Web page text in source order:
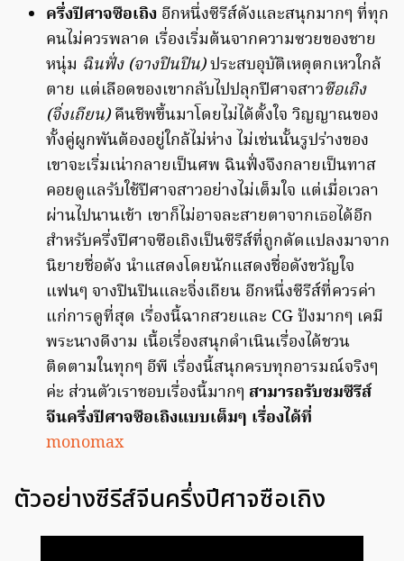
ครึ่งปีศาจซือเถิง อีกหนึ่งซีรีส์ดังและสนุกมากๆ ที่ทุก
คนไม่ควรพลาด เรื่องเริ่มต้นจากความซวยของชาย
หนุ่ม ฉินฟั่ง (จางปินปิน)ประสบอุบัติเหตุตกเหวใกล้
ตาย แต่เลือดของเขากลับไปปลุกปีศาจสาวซือเถิง
(จิ่งเถียน)คืนชีพขึ้นมาโดยไม่ได้ตั้งใจ วิญญาณของ
ทั้งคู่ผูกพันต้องอยู่ใกล้ไม่ห่าง ไม่เช่นนั้นรูปร่างของ
เขาจะเริ่มเน่ากลายเป็นศพ ฉินฟั่งจึงกลายเป็นทาส
คอยดูแลรับใช้ปีศาจสาวอย่างไม่เต็มใจ แต่เมื่อเวลา
ผ่านไปนานเข้า เขาก็ไม่อาจละสายตาจากเธอได้อีก
สำหรับครึ่งปีศาจซือเถิงเป็นซีรีส์ที่ถูกดัดแปลงมาจาก
นิยายชื่อดัง นำแสดงโดยนักแสดงชื่อดังขวัญใจ
แฟนๆ จางปินปินและจิ่งเถียน อีกหนึ่งซีรีส์ที่ควรค่า
แก่การดูที่สุด เรื่องนี้ฉากสวยและ CG ปังมากๆ เคมี
พระนางดีงาม เนื้อเรื่องสนุกดำเนินเรื่องได้ชวน
ติดตามในทุกๆ อีพี เรื่องนี้สนุกครบทุกอารมณ์จริงๆ
ค่ะ ส่วนตัวเราชอบเรื่องนี้มากๆ สามารถรับชมซีรีส์
จีนครึ่งปีศาจซือเถิงแบบเต็มๆ เรื่องได้ที่
monomax
ตัวอย่างซีรีส์จีนครึ่งปีศาจซือเถิง